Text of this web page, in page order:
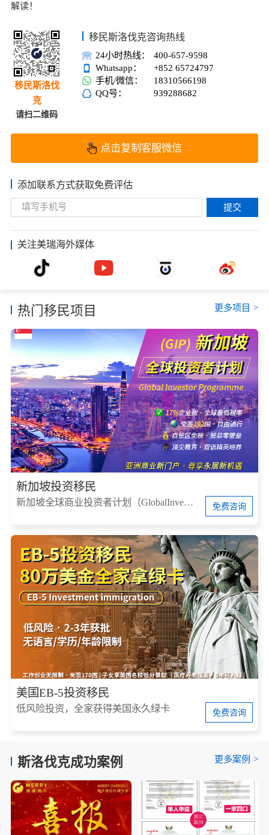
解读！
移民斯洛伐
克
请扫二维码
移民斯洛伐克咨询热线
24小时热线：
400-657-9598
Whatsapp：
+852 65724797
手机/微信：
18310566198
QQ号：
939288682
点击复制客服微信
添加联系方式获取免费评估
提交
关注美瑞海外媒体
热门移民项目 更多项目 >
新加坡投资移民
新加坡全球商业投资者计划（GlobalInvestorProgram，简称GIP） 免费咨询
美国EB-5投资移民
低风险投资，全家获得美国永久绿卡 免费咨询
斯洛伐克成功案例 更多案例 >